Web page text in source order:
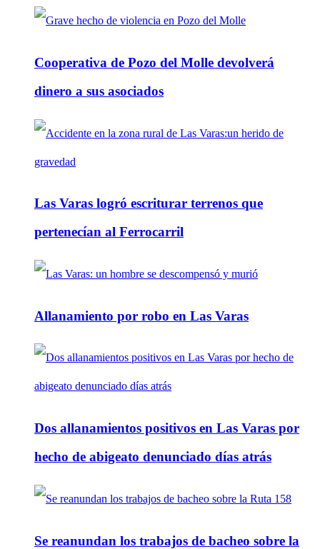
Cooperativa de Pozo del Molle devolverá
dinero a sus asociados
Las Varas logró escriturar terrenos que
pertenecían al Ferrocarril
Allanamiento por robo en Las Varas
Dos allanamientos positivos en Las Varas por
hecho de abigeato denunciado días atrás
Se reanundan los trabajos de bacheo sobre la